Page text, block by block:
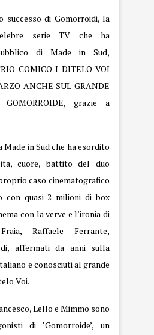
successo di Gomorroidi, la
serie TV che ha
di Made in Sud,
COMICOI DITELO VOI
ANCHE SUL GRANDE
GOMORROIDE, grazie a
in Sud che ha esordito
cuore, battito del duo
caso cinematografico
con quasi 2 milioni di box
con la verve e l’ironia di
Raffaele Ferrante,
affermati da anni sulla
e conosciuti al grande
Voi.
Lello e Mimmo sono
di ‘Gomorroide’, un